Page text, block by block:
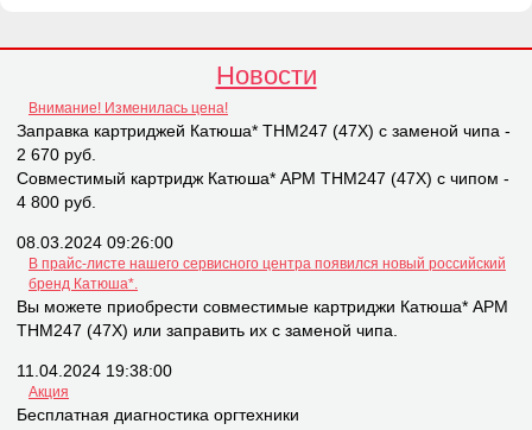
Новости
Внимание! Изменилась цена!
Заправка картриджей Катюша* THM247 (47X) с заменой чипа -
2 670 руб.
Совместимый картридж Катюша* APM THM247 (47X) с чипом -
4 800 руб.
08.03.2024 09:26:00
В прайс-листе нашего сервисного центра появился новый российский
бренд Катюша*.
Вы можете приобрести совместимые картриджи Катюша* APM
THM247 (47X) или заправить их с заменой чипа.
11.04.2024 19:38:00
Акция
Бесплатная диагностика оргтехники